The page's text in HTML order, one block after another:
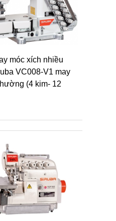
móc xích nhiều
VC008-V1 may
(4 kim- 12